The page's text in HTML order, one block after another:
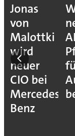
Jonas
von
Malottki
wird
neuer
CIO bei
Mercedes-
Benz